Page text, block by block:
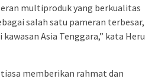
multiproduk yang berkualitas
salah satu pameran terbesar,
Asia Tenggara,” kata Heru
memberikan rahmat dan